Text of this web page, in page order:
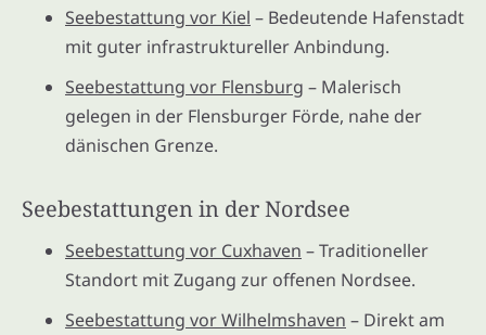
Seebestattung vor Kiel – Bedeutende Hafenstadt
mit guter infrastruktureller Anbindung.
Seebestattung vor Flensburg – Malerisch
gelegen in der Flensburger Förde, nahe der
dänischen Grenze.
Seebestattungen in der Nordsee
Seebestattung vor Cuxhaven – Traditioneller
Standort mit Zugang zur offenen Nordsee.
Seebestattung vor Wilhelmshaven – Direkt am